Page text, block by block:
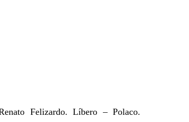
Felizardo. Líbero – Polaco.